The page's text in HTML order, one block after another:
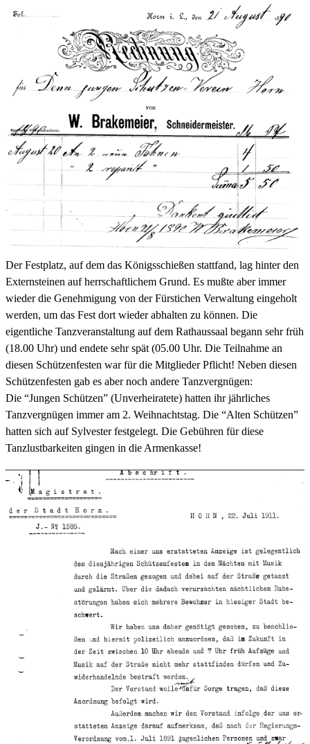
Der Festplatz, auf dem das Königsschießen stattfand, lag hinter den
Externsteinen auf herrschaftlichem Grund. Es mußte aber immer
wieder die Genehmigung von der Fürstichen Verwaltung eingeholt
werden, um das Fest dort wieder abhalten zu können. Die
eigentliche Tanzveranstaltung auf dem Rathaussaal begann sehr früh
(18.00 Uhr) und endete sehr spät (05.00 Uhr. Die Teilnahme an
diesen Schützenfesten war für die Mitglieder Pflicht! Neben diesen
Schützenfesten gab es aber noch andere Tanzvergnügen:
Die “Jungen Schützen” (Unverheiratete) hatten ihr jährliches
Tanzvergnügen immer am 2. Weihnachtstag. Die “Alten Schützen”
hatten sich auf Sylvester festgelegt. Die Gebühren für diese
Tanzlustbarkeiten gingen in die Armenkasse!